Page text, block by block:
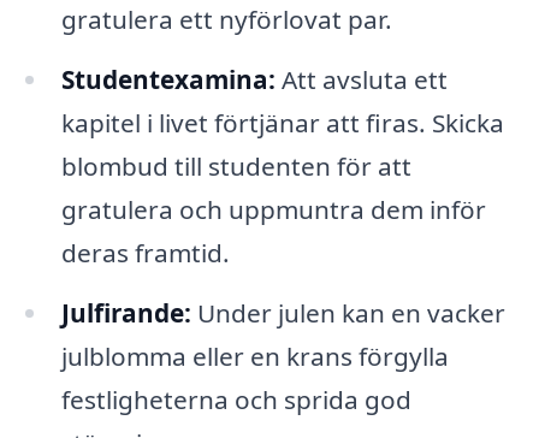
gratulera ett nyförlovat par.
Studentexamina: Att avsluta ett
kapitel i livet förtjänar att firas. Skicka
blombud till studenten för att
gratulera och uppmuntra dem inför
deras framtid.
Julfirande: Under julen kan en vacker
julblomma eller en krans förgylla
festligheterna och sprida god